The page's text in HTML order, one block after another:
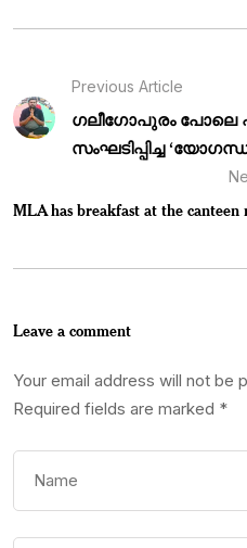
Previous Article
ഗലീഗോപുരം പോലെ
സംഘടിപ്പിച്ച
MLA has breakfast at the canteen
Leave a comment
Your email address will not be
Required fields are marked *